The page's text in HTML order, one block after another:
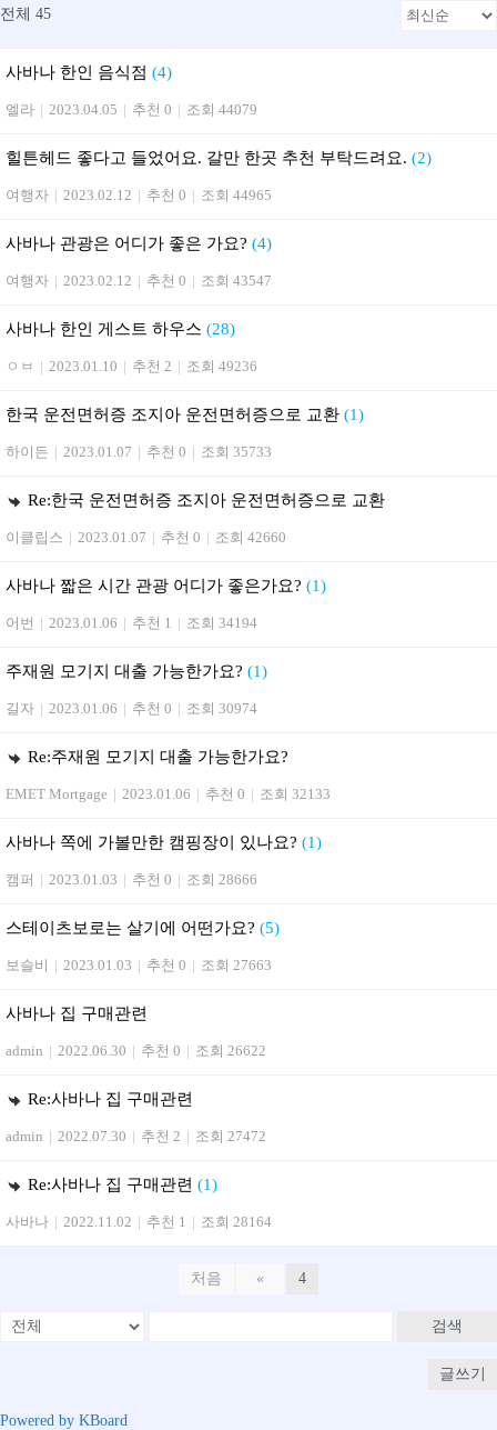
전체 45
사바나 한인 음식점 (4)
엘라 | 2023.04.05 | 추천 0 | 조회 44079
힐튼헤드 좋다고 들었어요. 갈만 한곳 추천 부탁드려요. (2)
여행자 | 2023.02.12 | 추천 0 | 조회 44965
사바나 관광은 어디가 좋은 가요? (4)
여행자 | 2023.02.12 | 추천 0 | 조회 43547
사바나 한인 게스트 하우스 (28)
ㅇㅂ | 2023.01.10 | 추천 2 | 조회 49236
한국 운전면허증 조지아 운전면허증으로 교환 (1)
하이든 | 2023.01.07 | 추천 0 | 조회 35733
Re:한국 운전면허증 조지아 운전면허증으로 교환
이클립스 | 2023.01.07 | 추천 0 | 조회 42660
사바나 짧은 시간 관광 어디가 좋은가요? (1)
어번 | 2023.01.06 | 추천 1 | 조회 34194
주재원 모기지 대출 가능한가요? (1)
길자 | 2023.01.06 | 추천 0 | 조회 30974
Re:주재원 모기지 대출 가능한가요?
EMET Mortgage | 2023.01.06 | 추천 0 | 조회 32133
사바나 쪽에 가볼만한 캠핑장이 있나요? (1)
캠퍼 | 2023.01.03 | 추천 0 | 조회 28666
스테이츠보로는 살기에 어떤가요? (5)
보슬비 | 2023.01.03 | 추천 0 | 조회 27663
사바나 집 구매관련
admin | 2022.06.30 | 추천 0 | 조회 26622
Re:사바나 집 구매관련
admin | 2022.07.30 | 추천 2 | 조회 27472
Re:사바나 집 구매관련 (1)
사바나 | 2022.11.02 | 추천 1 | 조회 28164
처음 « 4
검색
글쓰기
Powered by KBoard